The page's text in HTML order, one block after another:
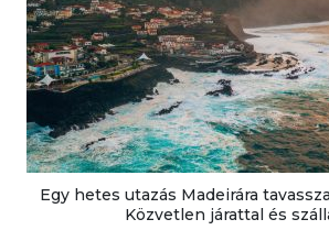
Egy hetes utazás Madeirára
Közvetlen járattal és